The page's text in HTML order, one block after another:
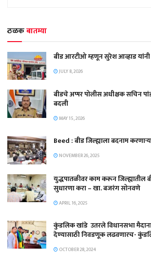
ठळकबातम्या
बीड आरटीओ म्हणून सुरेश आव्हाड यांनी
JULY 8, 2026
बीडचे अप्पर पोलीस अधीक्षक सचिन
बदली
MAY 15, 2026
Beed : बीड जिल्ह्याला बदनाम
NOVEMBER 26, 2025
युद्धपातळीवर काम करून जिल्ह्यातील
सुधारणा करा – खा. बजरंग सोनवणे
APRIL 16, 2025
कुंडलिक खांडे उतरले विधानसभा
देण्यासाठी निवडणूक लढवणारच-
OCTOBER 28, 2024